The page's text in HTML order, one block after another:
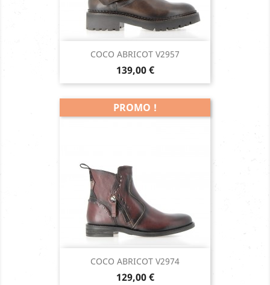
COCO ABRICOT V2957
Prix
139,00 €
COCO ABRICOT V2974
Prix
129,00 €
PROMO !